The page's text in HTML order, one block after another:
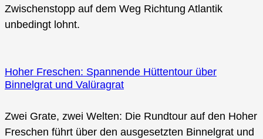
Zwischenstopp auf dem Weg Richtung Atlantik
unbedingt lohnt.
Hoher Freschen: Spannende Hüttentour über
Binnelgrat und Valüragrat
Zwei Grate, zwei Welten: Die Rundtour auf den Hoher
Freschen führt über den ausgesetzten Binnelgrat und